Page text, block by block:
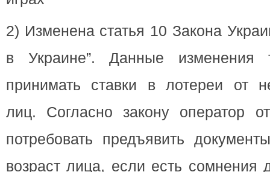
2) Изменена статья 10 Закона
в Украине”. Данные изменения
принимать ставки в лотереи от
лиц. Согласно закону оператор
потребовать предъявить
возраст лица, если есть сомнения